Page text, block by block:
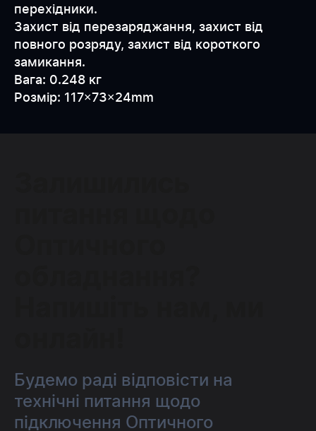
перехідники.
Захист від перезаряджання, захист від
повного розряду, захист від короткого
замикання.
Вага: 0.248 кг
Розмір: 117×73×24mm
Будемо раді відповісти на
технічні питання щодо
підключення Оптичного